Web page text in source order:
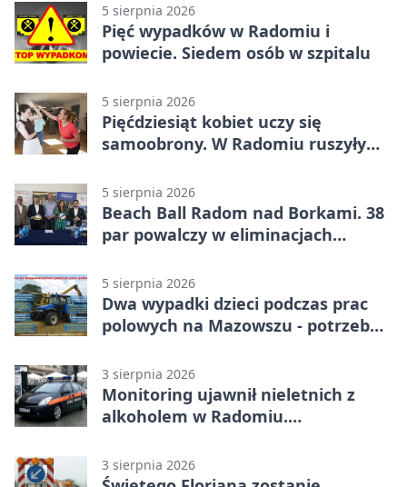
5 sierpnia 2026
Pięć wypadków w Radomiu i
powiecie. Siedem osób w szpitalu
5 sierpnia 2026
Pięćdziesiąt kobiet uczy się
samoobrony. W Radomiu ruszyły
5 sierpnia 2026
Beach Ball Radom nad Borkami. 38
par powalczy w eliminacjach
5 sierpnia 2026
Dwa wypadki dzieci podczas prac
polowych na Mazowszu - potrzebna
3 sierpnia 2026
Monitoring ujawnił nieletnich z
alkoholem w Radomiu.
3 sierpnia 2026